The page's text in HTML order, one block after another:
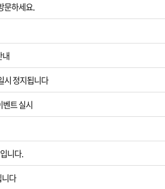
[제품
[8월
문하세요.
내
시 정지됩니다
벤트 실시
니다.
다